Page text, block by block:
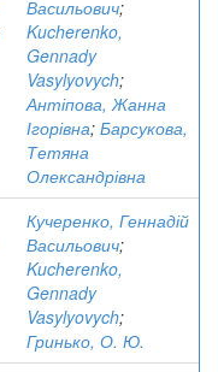
Васильович;
Kucherenko,
Gennady
Vasylyovych;
Антіпова, Жанна
Ігорівна; Барсукова,
Тетяна
Олександрівна
Кучеренко, Геннадій
Васильович;
Kucherenko,
Gennady
Vasylyovych;
Гринько, О. Ю.